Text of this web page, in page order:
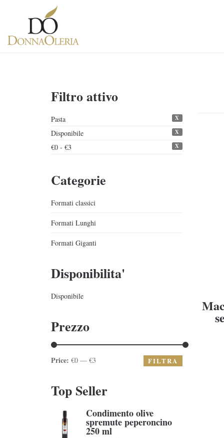
Filtro attivo
Pasta X
Disponibile X
€0 - €3 X
Categorie
Formati classici
Formati Lunghi
Formati Giganti
Disponibilita'
Disponibile
Prezzo
Price: €0 — €3 FILTRA
Top Seller
Condimento olive
spremute peperoncino
250 ml